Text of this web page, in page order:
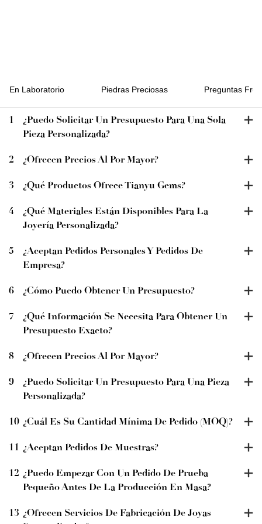
En Laboratorio Piedras Preciosas Preguntas
1
¿Puedo Solicitar Un Presupuesto Para Una Sola
Pieza Personalizada?
2 ¿Ofrecen Precios Al Por Mayor?
3 ¿Qué Productos Ofrece Tianyu Gems?
4
¿Qué Materiales Están Disponibles Para La
Joyería Personalizada?
5
¿Aceptan Pedidos Personales Y Pedidos De
Empresa?
6 ¿Cómo Puedo Obtener Un Presupuesto?
7
¿Qué Información Se Necesita Para Obtener Un
Presupuesto Exacto?
8 ¿Ofrecen Precios Al Por Mayor?
9
¿Puedo Solicitar Un Presupuesto Para Una Pieza
Personalizada?
10 ¿Cuál Es Su Cantidad Mínima De Pedido (MOQ)?
11 ¿Aceptan Pedidos De Muestras?
12 ¿Puedo Empezar Con Un Pedido De Prueba
Pequeño Antes De La Producción En Masa?
13 ¿Ofrecen Servicios De Fabricación De Joyas